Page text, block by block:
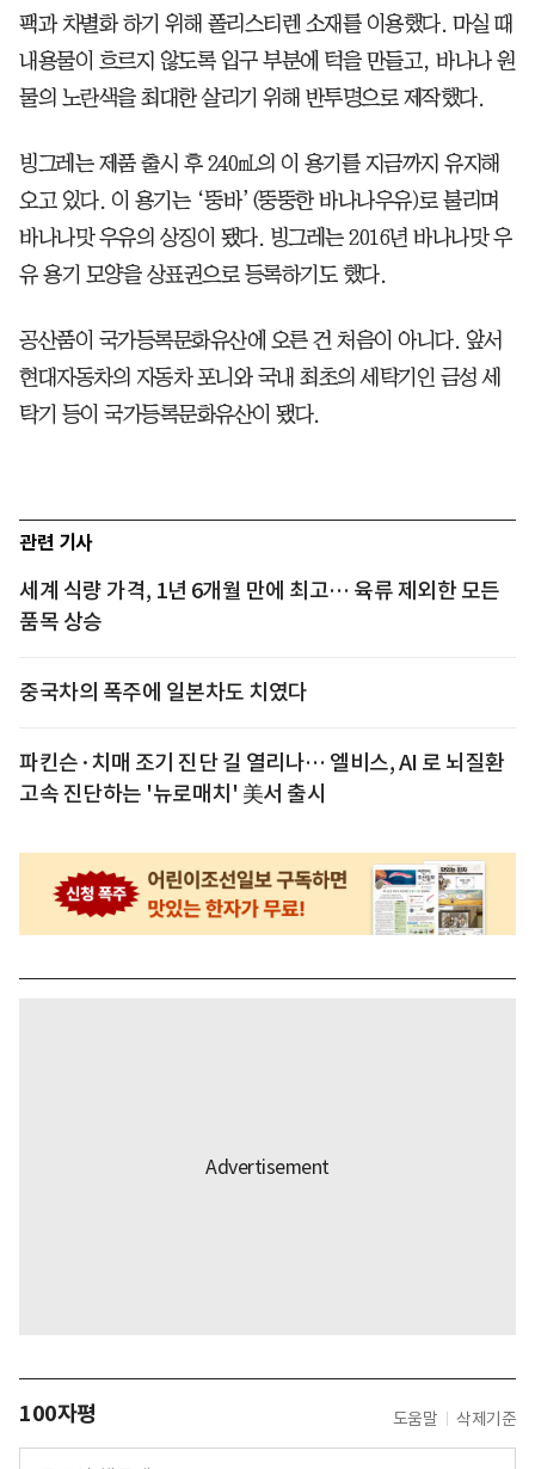
팩과 차별화 하기 위해 폴리스티렌 소재를 이용했다. 마실 때
내용물이 흐르지 않도록 입구 부분에 턱을 만들고, 바나나 원
물의 노란색을 최대한 살리기 위해 반투명으로 제작했다.
빙그레는 제품 출시 후 240㎖의 이 용기를 지금까지 유지해
오고 있다. 이 용기는 ‘뚱바’(뚱뚱한 바나나우유)로 불리며
바나나맛 우유의 상징이 됐다. 빙그레는 2016년 바나나맛 우
유 용기 모양을 상표권으로 등록하기도 했다.
공산품이 국가등록문화유산에 오른 건 처음이 아니다. 앞서
현대자동차의 자동차 포니와 국내 최초의 세탁기인 금성 세
탁기 등이 국가등록문화유산이 됐다.
관련 기사
세계 식량 가격, 1년 6개월 만에 최고… 육류 제외한 모든
품목 상승
중국차의 폭주에 일본차도 치였다
파킨슨·치매 조기 진단 길 열리나… 엘비스, AI 로 뇌질환
고속 진단하는 '뉴로매치' 美서 출시
100자평 도움말 삭제기준